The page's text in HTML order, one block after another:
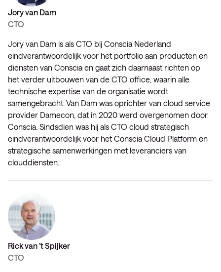
Jory van Dam
CTO
Jory van Dam is als CTO bij Conscia Nederland
eindverantwoordelijk voor het portfolio aan producten en
diensten van Conscia en gaat zich daarnaast richten op
het verder uitbouwen van de CTO office, waarin alle
technische expertise van de organisatie wordt
samengebracht. Van Dam was oprichter van cloud service
provider Damecon, dat in 2020 werd overgenomen door
Conscia. Sindsdien was hij als CTO cloud strategisch
eindverantwoordelijk voor het Conscia Cloud Platform en
strategische samenwerkingen met leveranciers van
clouddiensten.
Rick van ’t Spijker
CTO